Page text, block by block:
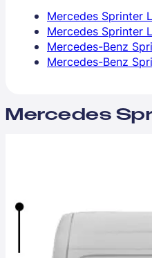
Mercedes Sprinter
Mercedes Sprinter
Mercedes-Benz
Mercedes-Benz
Mercedes